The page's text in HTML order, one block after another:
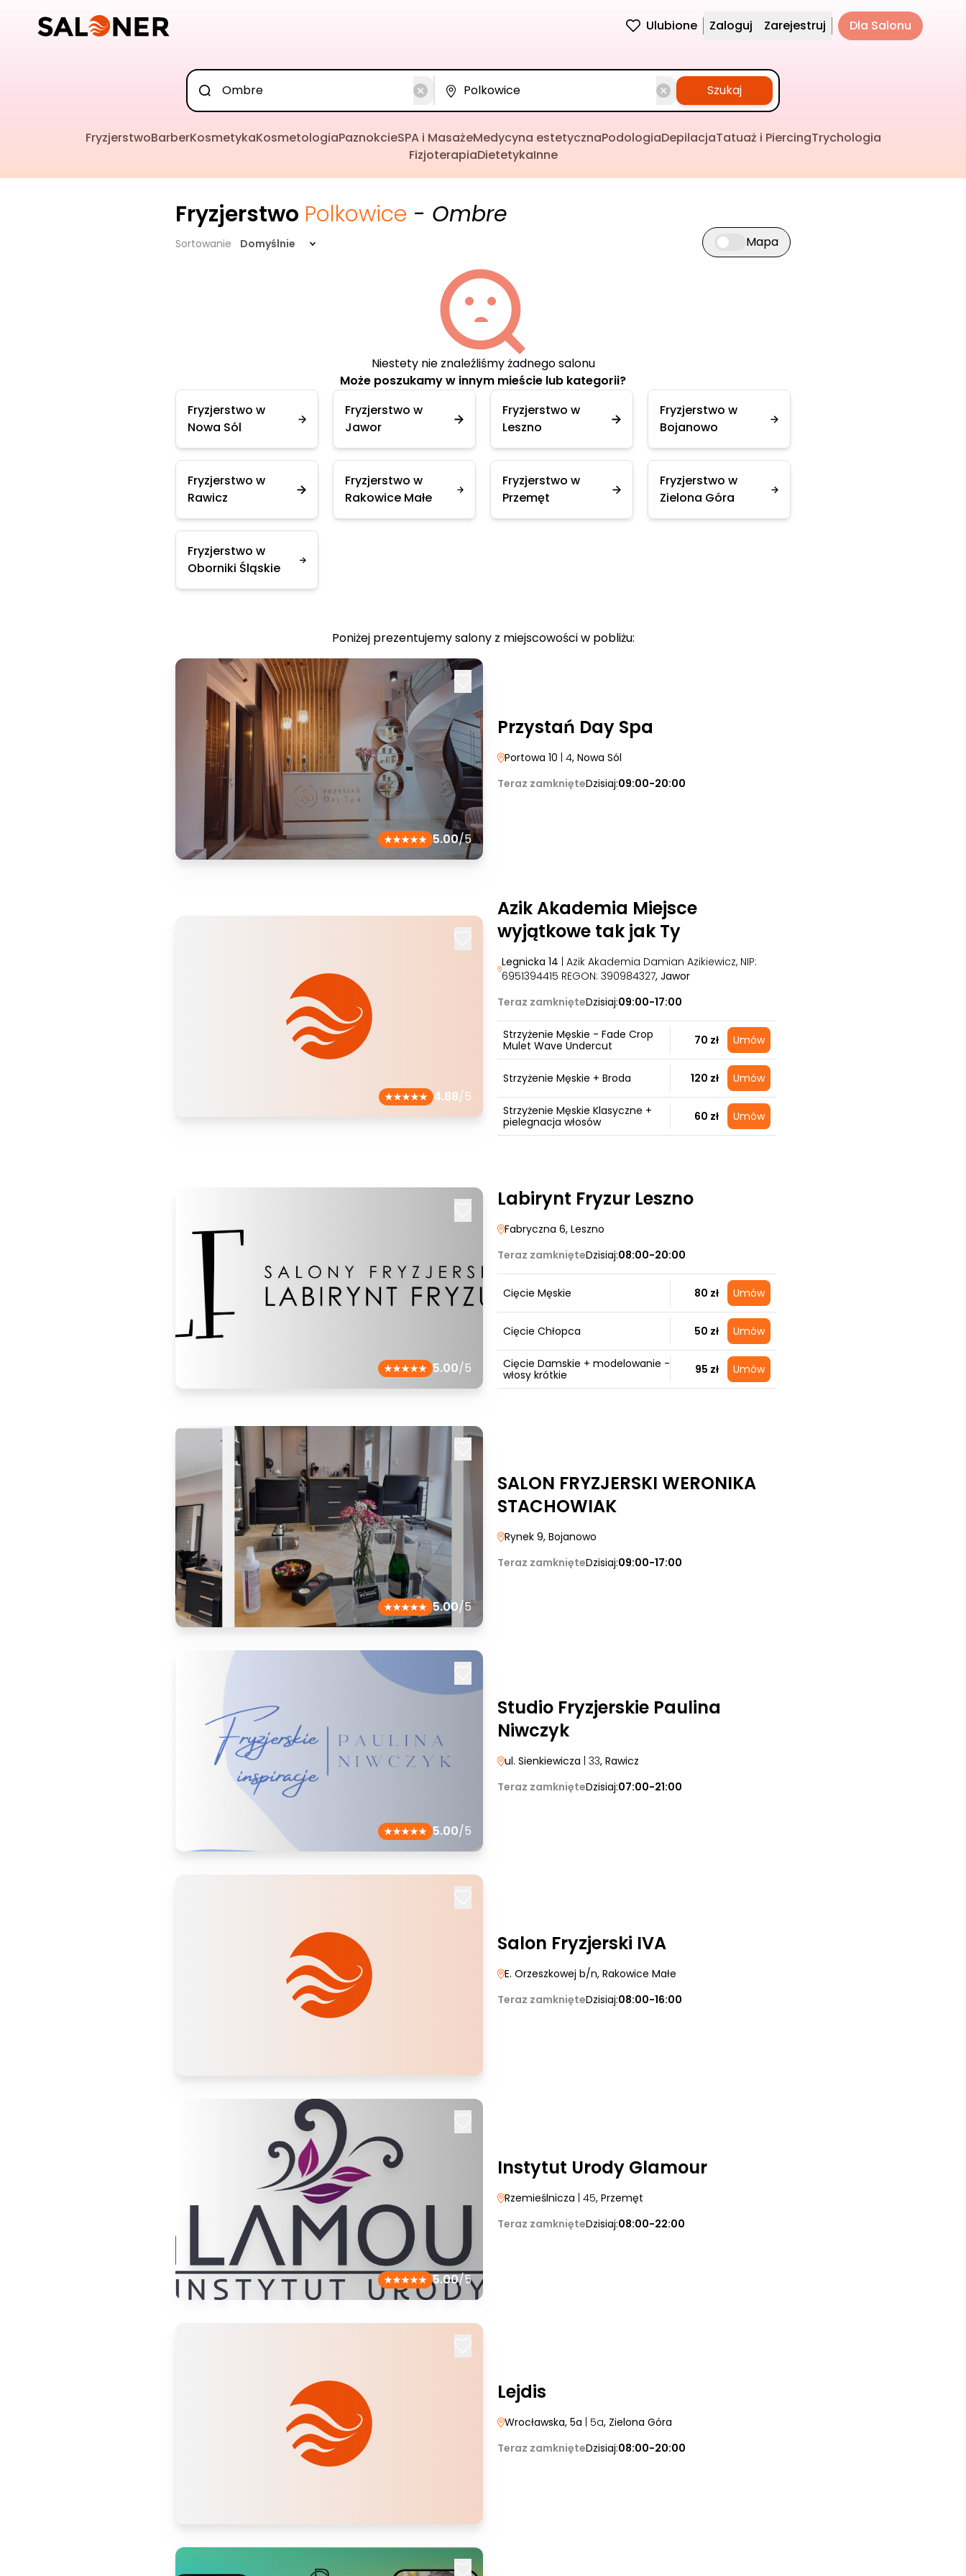
Ulubione Zaloguj Zarejestruj Dla Salonu
Szukaj
FryzjerstwoBarberKosmetykaKosmetologiaPaznokcieSPA i MasażeMedycyna estetycznaPodologiaDepilacjaTatuaż i PiercingTrychologia
FizjoterapiaDietetykaInne
Fryzjerstwo Polkowice - Ombre
Sortowanie Domyślnie Przełącz widok mapy
Mapa
Niestety nie znaleźliśmy żadnego salonu
Może poszukamy w innym mieście lub kategorii?
Fryzjerstwo w
Nowa Sól
Fryzjerstwo w
Jawor
Fryzjerstwo w
Leszno
Fryzjerstwo w
Bojanowo
Fryzjerstwo w
Rawicz
Fryzjerstwo w
Rakowice Małe
Fryzjerstwo w
Przemęt
Fryzjerstwo w
Zielona Góra
Fryzjerstwo w
Oborniki Śląskie
Poniżej prezentujemy salony z miejscowości w pobliżu:
5.00/5
Przystań Day Spa
Portowa 10 | 4, Nowa Sól
Teraz zamknięteDzisiaj:09:00-20:00
4.88/5
Azik Akademia Miejsce
wyjątkowe tak jak Ty
Legnicka 14 | Azik Akademia Damian Azikiewicz, NIP:
6951394415 REGON: 390984327, Jawor
Teraz zamknięteDzisiaj:09:00-17:00
Strzyżenie Męskie - Fade Crop
Mulet Wave Undercut
70 zł Umów
Strzyżenie Męskie + Broda 120 zł Umów
Strzyżenie Męskie Klasyczne +
pielegnacja włosów
60 zł Umów
5.00/5
Labirynt Fryzur Leszno
Fabryczna 6, Leszno
Teraz zamknięteDzisiaj:08:00-20:00
Cięcie Męskie 80 zł Umów
Cięcie Chłopca 50 zł Umów
Cięcie Damskie + modelowanie -
włosy krótkie
95 zł Umów
5.00/5
SALON FRYZJERSKI WERONIKA
STACHOWIAK
Rynek 9, Bojanowo
Teraz zamknięteDzisiaj:09:00-17:00
5.00/5
Studio Fryzjerskie Paulina
Niwczyk
ul. Sienkiewicza | 33, Rawicz
Teraz zamknięteDzisiaj:07:00-21:00
Salon Fryzjerski IVA
E. Orzeszkowej b/n, Rakowice Małe
Teraz zamknięteDzisiaj:08:00-16:00
5.00/5
Instytut Urody Glamour
Rzemieślnicza | 45, Przemęt
Teraz zamknięteDzisiaj:08:00-22:00
Lejdis
Wrocławska, 5a | 5a, Zielona Góra
Teraz zamknięteDzisiaj:08:00-20:00